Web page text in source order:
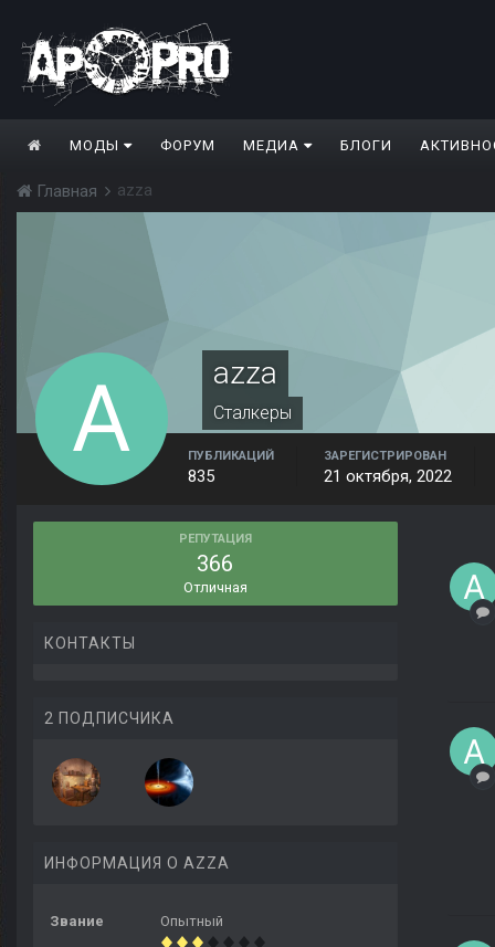
МОДЫ ФОРУМ МЕДИА БЛОГИ
Главная azza
azza
Сталкеры
ПУБЛИКАЦИЙ
835
ЗАРЕГИСТРИРОВАН
21 октября, 2022
РЕПУТАЦИЯ
366
Отличная
КОНТАКТЫ
2 ПОДПИСЧИКА
ИНФОРМАЦИЯ О AZZA
Звание Опытный